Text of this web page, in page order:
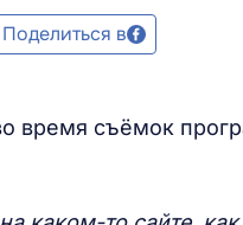
Поделиться в
время съёмок